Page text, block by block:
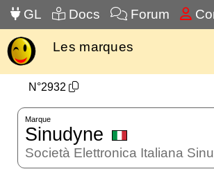
GL Docs Forum
Les marques
N°2932
Marque
Sinudyne
Società Elettronica Italiana